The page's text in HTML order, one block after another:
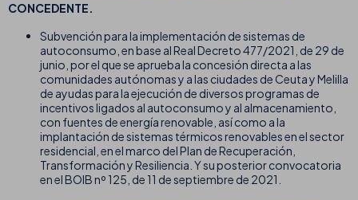
CONCEDENTE.
Subvención para la implementación de sistemas de
autoconsumo, en base al Real Decreto 477/2021, de 29 de
junio, por el que se aprueba la concesión directa a las
comunidades autónomas y a las ciudades de Ceuta y Melilla
de ayudas para la ejecución de diversos programas de
incentivos ligados al autoconsumo y al almacenamiento,
con fuentes de energía renovable, así como a la
implantación de sistemas térmicos renovables en el sector
residencial, en el marco del Plan de Recuperación,
Transformación y Resiliencia. Y su posterior convocatoria
en el BOIB nº 125, de 11 de septiembre de 2021.